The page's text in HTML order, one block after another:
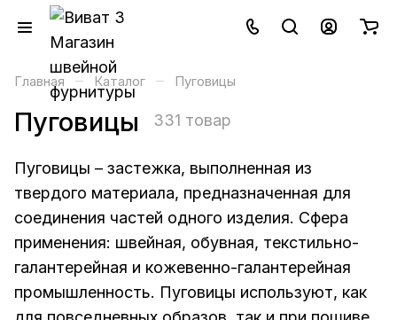
Главная – Каталог – Пуговицы
Пуговицы 331 товар
Пуговицы – застежка, выполненная из
твердого материала, предназначенная для
соединения частей одного изделия. Сфера
применения: швейная, обувная, текстильно-
галантерейная и кожевенно-галантерейная
промышленность. Пуговицы используют, как